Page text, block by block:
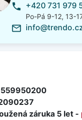
phone +420 731 979
Po-Pá 9-12, 13-
mail_outline
559950200
záruka 5 let -